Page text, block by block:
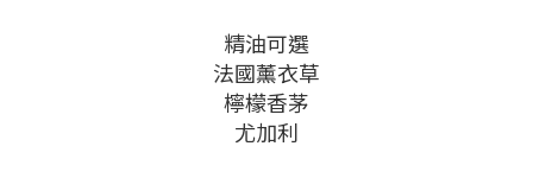
精油可選
法國薰衣草
檸檬香茅
尤加利